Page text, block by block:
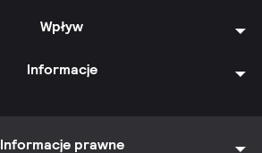
Wpływ
Informacje
Informacje prawne